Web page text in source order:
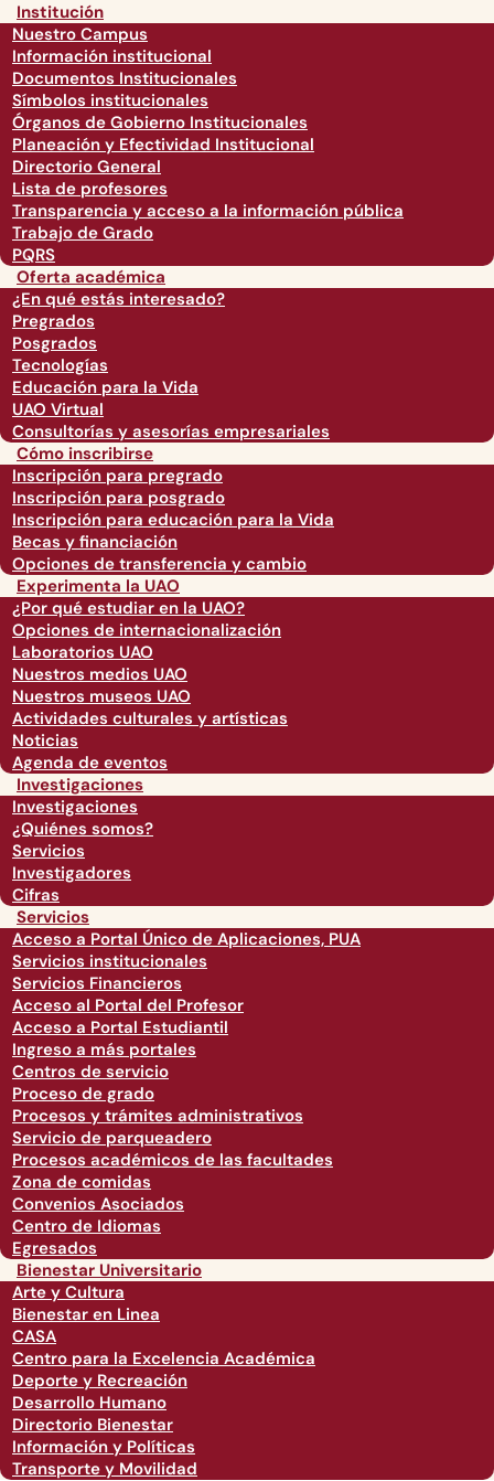
Institución
Nuestro Campus
Información institucional
Documentos Institucionales
Símbolos institucionales
Órganos de Gobierno Institucionales
Planeación y Efectividad Institucional
Directorio General
Lista de profesores
Transparencia y acceso a la información pública
Trabajo de Grado
PQRS
Oferta académica
¿En qué estás interesado?
Pregrados
Posgrados
Tecnologías
Educación para la Vida
UAO Virtual
Consultorías y asesorías empresariales
Cómo inscribirse
Inscripción para pregrado
Inscripción para posgrado
Inscripción para educación para la Vida
Becas y financiación
Opciones de transferencia y cambio
Experimenta la UAO
¿Por qué estudiar en la UAO?
Opciones de internacionalización
Laboratorios UAO
Nuestros medios UAO
Nuestros museos UAO
Actividades culturales y artísticas
Noticias
Agenda de eventos
Investigaciones
Investigaciones
¿Quiénes somos?
Servicios
Investigadores
Cifras
Servicios
Acceso a Portal Único de Aplicaciones, PUA
Servicios institucionales
Servicios Financieros
Acceso al Portal del Profesor
Acceso a Portal Estudiantil
Ingreso a más portales
Centros de servicio
Proceso de grado
Procesos y trámites administrativos
Servicio de parqueadero
Procesos académicos de las facultades
Zona de comidas
Convenios Asociados
Centro de Idiomas
Egresados
Bienestar Universitario
Arte y Cultura
Bienestar en Linea
CASA
Centro para la Excelencia Académica
Deporte y Recreación
Desarrollo Humano
Directorio Bienestar
Información y Políticas
Transporte y Movilidad